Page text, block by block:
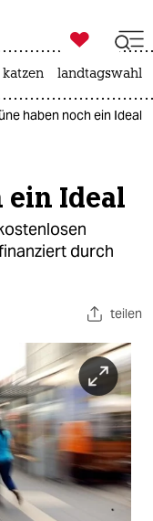

taz zahl ich
katzen landtagswahl
haben noch ein Ideal
ein Ideal
durch
teilen